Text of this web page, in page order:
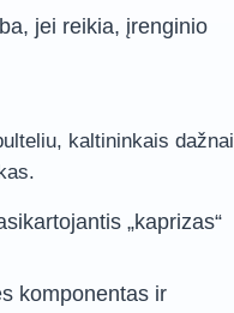
jei reikia, įrenginio
kaltininkais dažnai
„kaprizas“
komponentas ir